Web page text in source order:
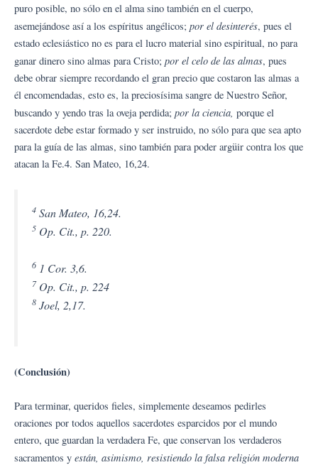
puro posible, no sólo en el alma sino también en el cuerpo,
asemejándose así a los espíritus angélicos; por el desinterés, pues el
estado eclesiástico no es para el lucro material sino espiritual, no para
ganar dinero sino almas para Cristo; por el celo de las almas, pues
debe obrar siempre recordando el gran precio que costaron las almas a
él encomendadas, esto es, la preciosísima sangre de Nuestro Señor,
buscando y yendo tras la oveja perdida; por la ciencia, porque el
sacerdote debe estar formado y ser instruido, no sólo para que sea apto
para la guía de las almas, sino también para poder argüir contra los que
atacan la Fe.4. San Mateo, 16,24.
4 San Mateo, 16,24.
5 Op. Cit., p. 220.
6 1 Cor. 3,6.
7Op. Cit., p. 224
8 Joel, 2,17.
(Conclusión)
Para terminar, queridos fieles, simplemente deseamos pedirles
oraciones por todos aquellos sacerdotes esparcidos por el mundo
entero, que guardan la verdadera Fe, que conservan los verdaderos
sacramentos y están, asimismo, resistiendo la falsa religión moderna